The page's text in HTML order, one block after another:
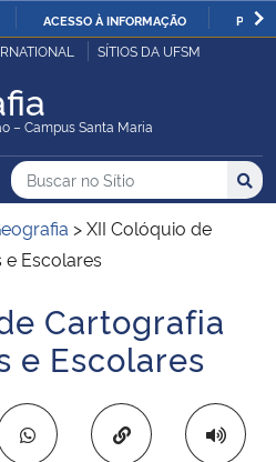
IR
O
ACESSO À INFORMAÇÃO
SÍTIOS DA UFSM
– Campus Santa Maria
do Sítio
Busca
Buscar no no Sítio
Busca:
>XII Colóquio de
Escolares
Cartografia
e Escolares
Copiar para área